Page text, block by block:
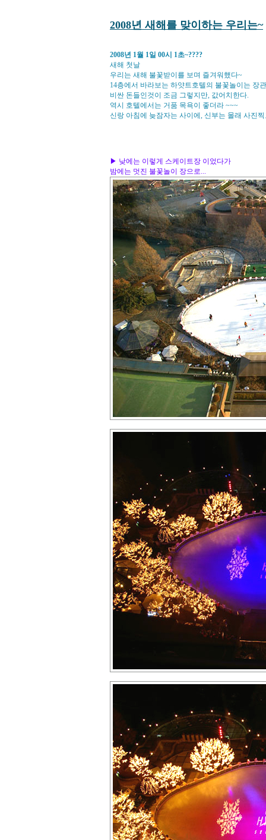
2008년 새해를 맞이하는 우리는~
2008년 1월 1일 00시 1초~????
새해 첫날
우리는 새해 불꽃받이를 보며 즐겨워했다~
14층에서 바라보는 하얏트호텔의 불꽃놀이는 장
비싼 돈들인것이 조금 그렇지만, 값어치한다.
역시 호텔에서는 거품 목욕이 좋더라 ~~~
신랑 아침에 늦잠자는 사이에, 신부는 몰래 사진찍
▶ 낮에는 이렇게 스케이트장 이었다가
밤에는 멋진 불꽃놀이 장으로...